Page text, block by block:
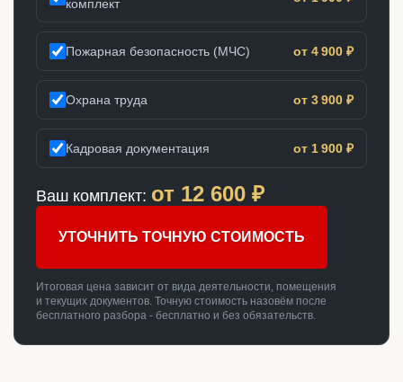
комплект
Пожарная безопасность (МЧС) от 4 900 ₽
Охрана труда от 3 900 ₽
Кадровая документация от 1 900 ₽
Ваш комплект: от 12 600 ₽
УТОЧНИТЬ ТОЧНУЮ СТОИМОСТЬ
Итоговая цена зависит от вида деятельности, помещения
и текущих документов. Точную стоимость назовём после
бесплатного разбора - бесплатно и без обязательств.